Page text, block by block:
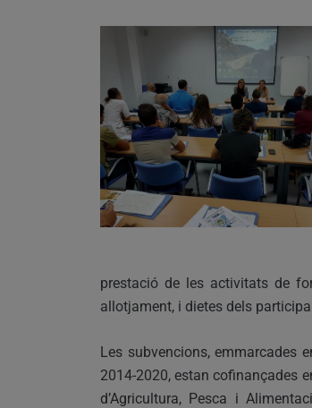
prestació de les activitats de
allotjament, i dietes dels
Les subvencions, emmarcades
2014-2020, estan cofinançades
d’Agricultura, Pesca i